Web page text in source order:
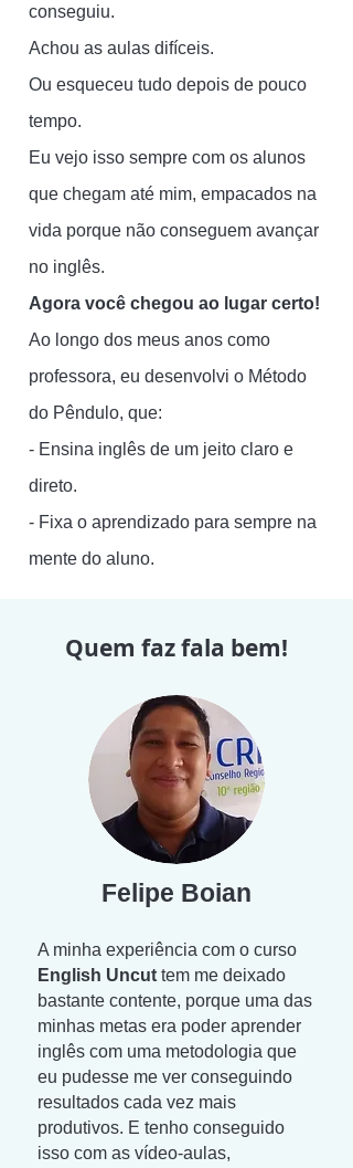
conseguiu.
Achou as aulas difíceis.
Ou esqueceu tudo depois de pouco
tempo.
Eu vejo isso sempre com os alunos
que chegam até mim, empacados na
vida porque não conseguem avançar
no inglês.
Agora você chegou ao lugar certo!
Ao longo dos meus anos como
professora, eu desenvolvi o Método
do Pêndulo, que:
- Ensina inglês de um jeito claro e
direto.
- Fixa o aprendizado para sempre na
mente do aluno.
Quem faz fala bem!
Felipe Boian
A minha experiência com o curso
English Uncut tem me deixado
bastante contente, porque uma das
minhas metas era poder aprender
inglês com uma metodologia que
eu pudesse me ver conseguindo
resultados cada vez mais
produtivos. E tenho conseguido
isso com as vídeo-aulas,